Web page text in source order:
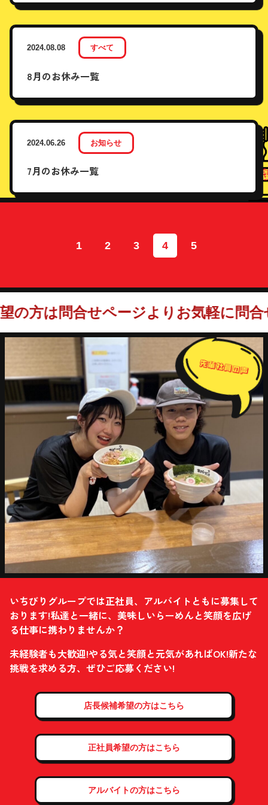
2024.08.08 すべて
8月のお休み一覧
2024.06.26 お知らせ
7月のお休み一覧
ジ
送
り
1 2 3 4 5
問合せページよりお気軽に問合せくだ
いちびりグループでは正社員、アルバイトともに募集して
おります!私達と一緒に、美味しいらーめんと笑顔を広げ
る仕事に携わりませんか？
未経験者も大歓迎!やる気と笑顔と元気があればOK!新たな
挑戦を求める方、ぜひご応募ください!
店長候補希望の方はこちら
正社員希望の方はこちら
アルバイトの方はこちら